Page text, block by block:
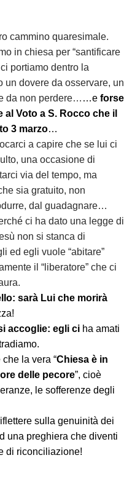
cammino quaresimale.
in chiesa per “santificare
portiamo dentro la
un dovere da osservare, un
da non perdere… …e forse
al Voto a S. Rocco che il
3 marzo…
a capire che se lui ci
una occasione di
via del tempo, ma
sia gratuito, non
dal guadagnare…
ci ha dato una legge di
non si stanca di
ed egli vuole “abitare”
il “liberatore” che ci
sarà Lui che morirà
accoglie: egli ci ha amati
la vera “Chiesa è in
delle pecore”, cioè
le sofferenze degli
sulla genuinità dei
una preghiera che diventi
di riconciliazione!